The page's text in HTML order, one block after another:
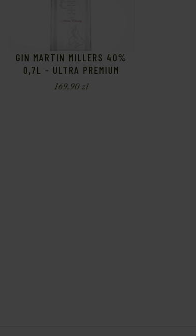
GIN MARTIN MILLERS 40%
0,7L – ULTRA PREMIUM
169,90zł